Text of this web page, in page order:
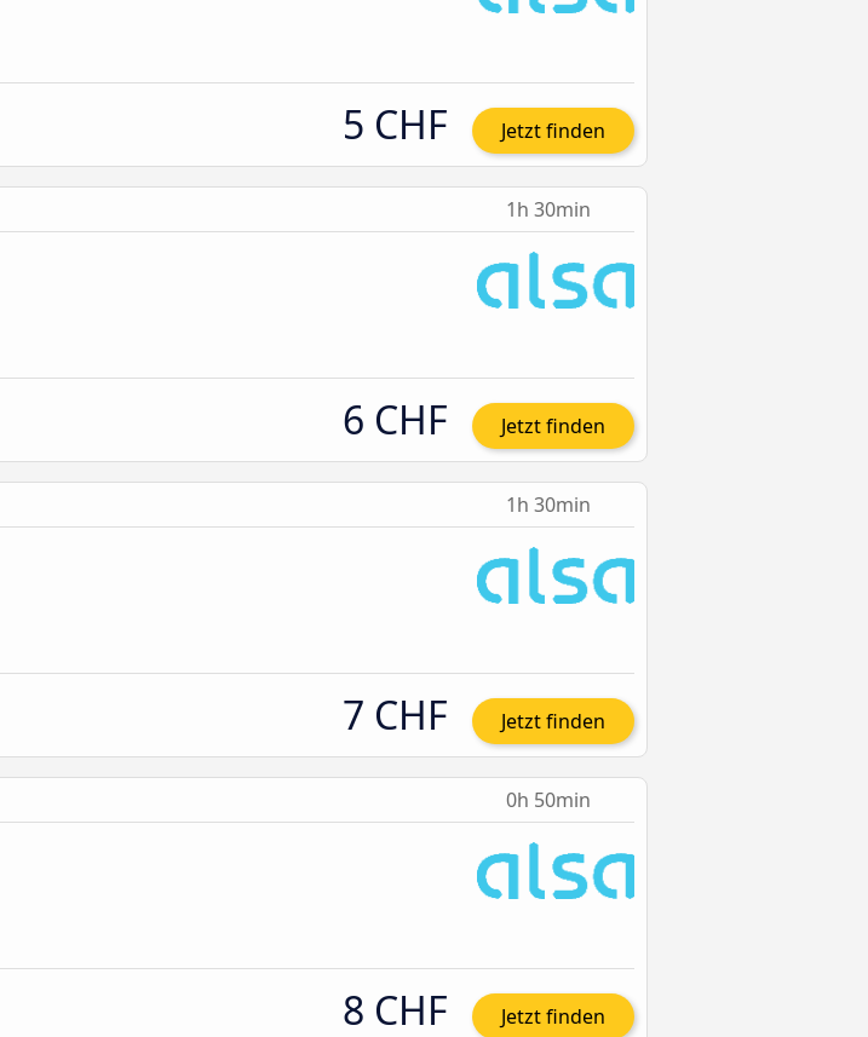
5 CHF Jetzt finden
1h 30min
6 CHF Jetzt finden
1h 30min
7 CHF Jetzt finden
0h 50min
8 CHF Jetzt finden